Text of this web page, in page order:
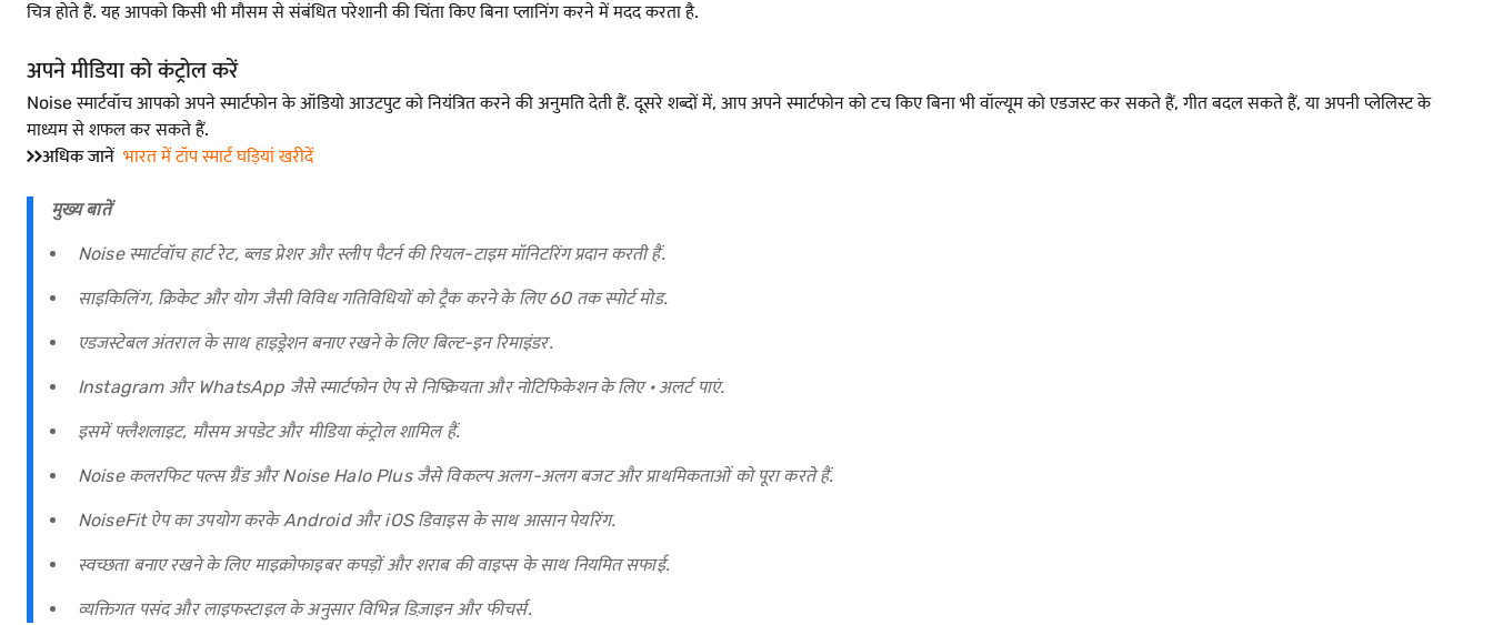
चित्र होते हैं. यह आपको किसी भी मौसम से संबंधित परेशानी की चिंता किए बिना प्लानिंग करने में मदद करता है.
अपने मीडिया को कंट्रोल करें
Noise स्मार्टवॉच आपको अपने स्मार्टफोन के ऑडियो आउटपुट को नियंत्रित करने की अनुमति देती हैं. दूसरे शब्दों में, आप अपने स्मार्टफोन को टच किए बिना भी वॉल्यूम को एडजस्ट कर सकते हैं, गीत बदल सकते हैं, या अपनी प्लेलिस्ट के
माध्यम से शफल कर सकते हैं.
अधिक जानें भारत में टॉप स्मार्ट घड़ियां खरीदें
मुख्य बातें
Noise स्मार्टवॉच हार्ट रेट, ब्लड प्रेशर और स्लीप पैटर्न की रियल-टाइम मॉनिटरिंग प्रदान करती हैं.
साइकिलिंग, क्रिकेट और योग जैसी विविध गतिविधियों को ट्रैक करने के लिए 60 तक स्पोर्ट मोड.
एडजस्टेबल अंतराल के साथ हाइड्रेशन बनाए रखने के लिए बिल्ट-इन रिमाइंडर.
Instagram और WhatsApp जैसे स्मार्टफोन ऐप से निष्क्रियता और नोटिफिकेशन के लिए · अलर्ट पाएं.
इसमें फ्लैशलाइट, मौसम अपडेट और मीडिया कंट्रोल शामिल हैं.
Noise कलरफिट पल्स ग्रैंड और Noise Halo Plus जैसे विकल्प अलग-अलग बजट और प्राथमिकताओं को पूरा करते हैं.
NoiseFit ऐप का उपयोग करके Android और iOS डिवाइस के साथ आसान पेयरिंग.
स्वच्छता बनाए रखने के लिए माइक्रोफाइबर कपड़ों और शराब की वाइप्स के साथ नियमित सफाई.
व्यक्तिगत पसंद और लाइफस्टाइल के अनुसार विभिन्न डिज़ाइन और फीचर्स.